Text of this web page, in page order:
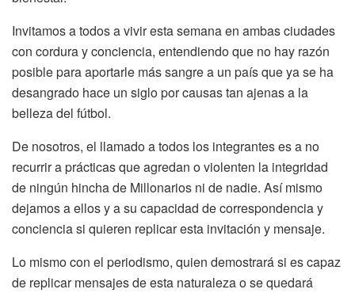
Invitamos a todos a vivir esta semana en ambas ciudades
con cordura y conciencia, entendiendo que no hay razón
posible para aportarle más sangre a un país que ya se ha
desangrado hace un siglo por causas tan ajenas a la
belleza del fútbol.
De nosotros, el llamado a todos los integrantes es a no
recurrir a prácticas que agredan o violenten la integridad
de ningún hincha de Millonarios ni de nadie. Así mismo
dejamos a ellos y a su capacidad de correspondencia y
conciencia si quieren replicar esta invitación y mensaje.
Lo mismo con el periodismo, quien demostrará si es capaz
de replicar mensajes de esta naturaleza o se quedará